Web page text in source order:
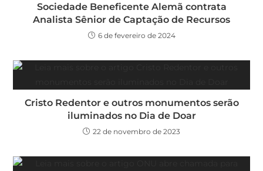
Sociedade Beneficente Alemã contrata
Analista Sênior de Captação de Recursos
6 de fevereiro de 2024
Cristo Redentor e outros monumentos serão
iluminados no Dia de Doar
22 de novembro de 2023